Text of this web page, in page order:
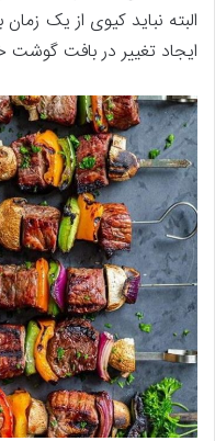
البته نباید کیوی از یک
ایجاد تغییر در بافت